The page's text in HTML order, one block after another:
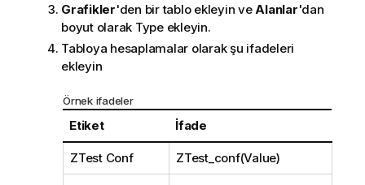
Grafikler'den bir tablo ekleyin veAlanlar'dan
boyut olarak Typeekleyin.
Tabloya hesaplamalar olarak şu ifadeleri
ekleyin
Örnek ifadeler
Etiket İfade
ZTest Conf ZTest_conf(Value)